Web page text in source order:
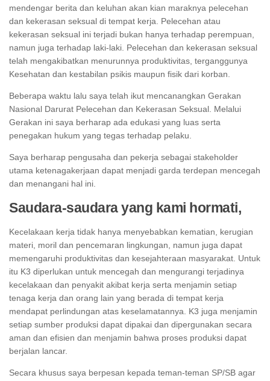
mendengar berita dan keluhan akan kian maraknya pelecehan
dan kekerasan seksual di tempat kerja. Pelecehan atau
kekerasan seksual ini terjadi bukan hanya terhadap perempuan,
namun juga terhadap laki-laki. Pelecehan dan kekerasan seksual
telah mengakibatkan menurunnya produktivitas, terganggunya
Kesehatan dan kestabilan psikis maupun fisik dari korban.
Beberapa waktu lalu saya telah ikut mencanangkan Gerakan
Nasional Darurat Pelecehan dan Kekerasan Seksual. Melalui
Gerakan ini saya berharap ada edukasi yang luas serta
penegakan hukum yang tegas terhadap pelaku.
Saya berharap pengusaha dan pekerja sebagai stakeholder
utama ketenagakerjaan dapat menjadi garda terdepan mencegah
dan menangani hal ini.
Saudara-saudara yang kami hormati,
Kecelakaan kerja tidak hanya menyebabkan kematian, kerugian
materi, moril dan pencemaran lingkungan, namun juga dapat
memengaruhi produktivitas dan kesejahteraan masyarakat. Untuk
itu K3 diperlukan untuk mencegah dan mengurangi terjadinya
kecelakaan dan penyakit akibat kerja serta menjamin setiap
tenaga kerja dan orang lain yang berada di tempat kerja
mendapat perlindungan atas keselamatannya. K3 juga menjamin
setiap sumber produksi dapat dipakai dan dipergunakan secara
aman dan efisien dan menjamin bahwa proses produksi dapat
berjalan lancar.
Secara khusus saya berpesan kepada teman-teman SP/SB agar